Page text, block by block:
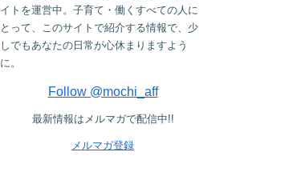
イトを運営中。子育て・働くすべての人に
とって、このサイトで紹介する情報で、少
しでもあなたの日常が心休まりますよう
に。
Follow @mochi_aff
最新情報はメルマガで配信中!!
メルマガ登録